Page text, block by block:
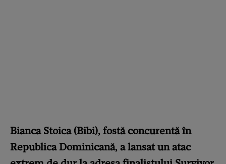
Bianca Stoica (Bibi), fostă concurentă în
Republica Dominicană, a lansat un atac